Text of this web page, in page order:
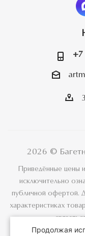
+7
2026 ©
Приведённые цены
исключительно
публичной офертой.
характеристиках
Продолжая